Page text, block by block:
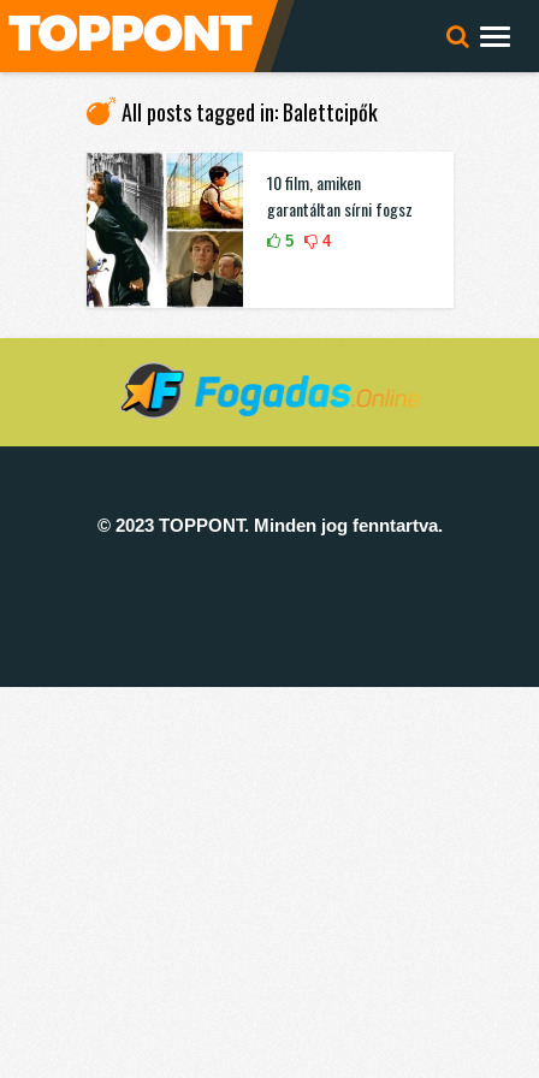
All posts tagged in: Balettcipők
10 film, amiken
garantáltan sírni fogsz
5 4
© 2023 TOPPONT. Minden jog fenntartva.